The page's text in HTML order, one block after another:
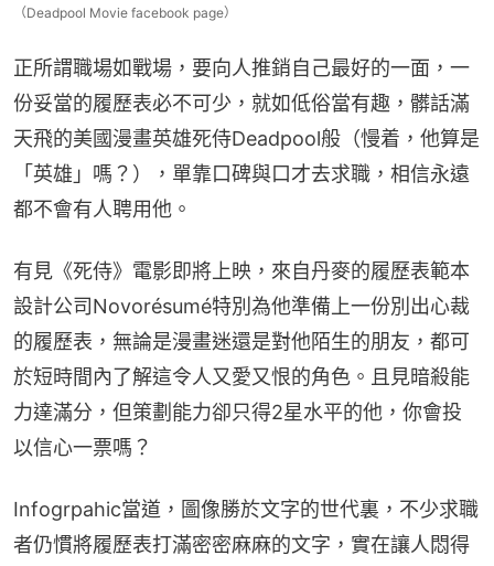
（Deadpool Movie facebook page）
正所謂職場如戰場，要向人推銷自己最好的一面，一
份妥當的履歷表必不可少，就如低俗當有趣，髒話滿
天飛的美國漫畫英雄死侍Deadpool般（慢着，他算是
「英雄」嗎？），單靠口碑與口才去求職，相信永遠
都不會有人聘用他。
有見《死侍》電影即將上映，來自丹麥的履歷表範本
設計公司Novorésumé特別為他準備上一份別出心裁
的履歷表，無論是漫畫迷還是對他陌生的朋友，都可
於短時間內了解這令人又愛又恨的角色。且見暗殺能
力達滿分，但策劃能力卻只得2星水平的他，你會投
以信心一票嗎？
Infogrpahic當道，圖像勝於文字的世代裏，不少求職
者仍慣將履歷表打滿密密麻麻的文字，實在讓人悶得